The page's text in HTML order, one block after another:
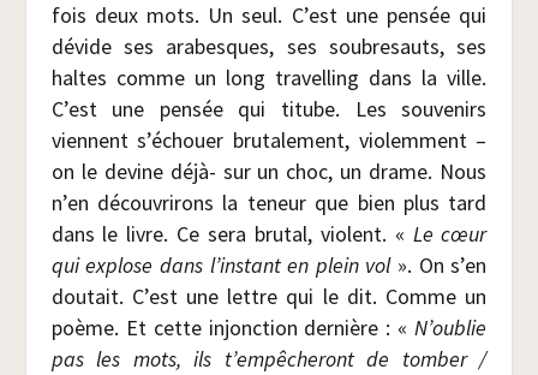
fois deux mots. Un seul. C’est une pen­sée qui
dévide ses ara­besques, ses sou­bre­sauts, ses
haltes comme un long tra­vel­ling dans la ville.
C’est une pen­sée qui titube. Les sou­ve­nirs
viennent s’échouer bru­ta­le­ment, vio­lem­ment –
on le devine déjà- sur un choc, un drame. Nous
n’en décou­vri­rons la teneur que bien plus tard
dans le livre. Ce sera bru­tal, violent. « Le cœur
qui explose dans l’instant en plein vol ». On s’en
dou­tait. C’est une lettre qui le dit. Comme un
poème. Et cette injonc­tion der­nière : «N’oublie
pas les mots, ils t’empêcheront de tom­ber /​